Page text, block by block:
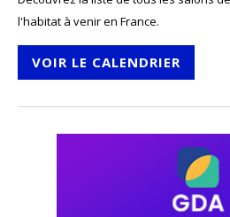
l'habitat à venir en France.
VOIR LE CALENDRIER